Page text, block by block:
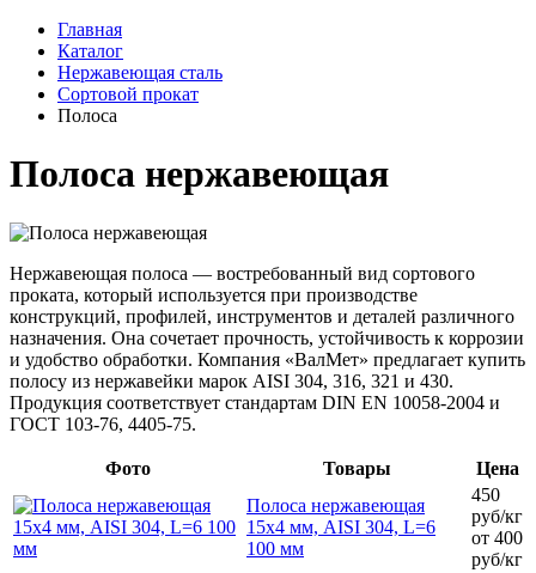
Главная
Каталог
Нержавеющая сталь
Сортовой прокат
Полоса
Полоса нержавеющая
Нержавеющая полоса — востребованный вид сортового
проката, который используется при производстве
конструкций, профилей, инструментов и деталей различного
назначения. Она сочетает прочность, устойчивость к коррозии
и удобство обработки. Компания «ВалМет» предлагает купить
полосу из нержавейки марок AISI 304, 316, 321 и 430.
Продукция соответствует стандартам DIN EN 10058-2004 и
ГОСТ 103-76, 4405-75.
Фото Товары
Цена
Полоса нержавеющая
15х4 мм, AISI 304, L=6
100 мм
450
руб/кг
от 400
руб/кг